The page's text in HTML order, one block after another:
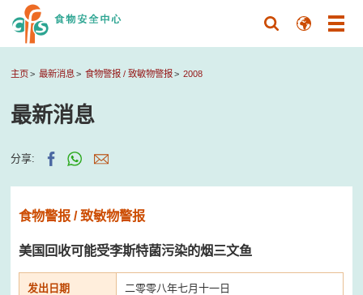
主页 最新消息 食物警报 / 致敏物警报 2008
最新消息
分享:
食物警报 / 致敏物警报
美国回收可能受李斯特菌污染的烟三文鱼
发出日期 二零零八年七月十一日